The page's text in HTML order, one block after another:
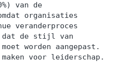
van de
organisaties
veranderproces
de stijl van
worden aangepast.
maken voor leiderschap.